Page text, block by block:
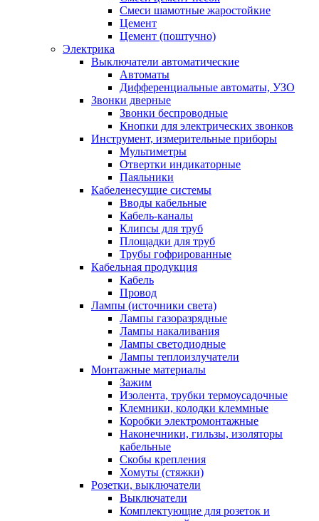
Смеси шамотные жаростойкие
Цемент
Цемент (поштучно)
Электрика
Выключатели автоматические
Автоматы
Дифференциальные автоматы, УЗО
Звонки дверные
Звонки беспроводные
Кнопки для электрических звонков
Инструмент, измерительные приборы
Мультиметры
Отвертки индикаторные
Паяльники
Кабеленесущие системы
Вводы кабельные
Кабель-каналы
Клипсы для труб
Площадки для труб
Трубы гофрированные
Кабельная продукция
Кабель
Провод
Лампы (источники света)
Лампы газоразрядные
Лампы накаливания
Лампы светодиодные
Лампы теплоизлучатели
Монтажные материалы
Зажим
Изолента, трубки термоусадочные
Клемники, колодки клеммные
Коробки электромонтажные
Наконечники, гильзы, изоляторы
кабельные
Скобы крепления
Хомуты (стяжки)
Розетки, выключатели
Выключатели
Комплектующие для розеток и